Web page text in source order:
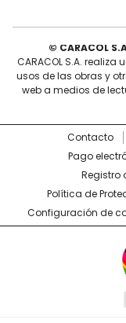
© CARACOL
CARACOL S.A.
usos de las obras y
web a medios de
Contacto
Pago
Registro
Política de
Configuración de